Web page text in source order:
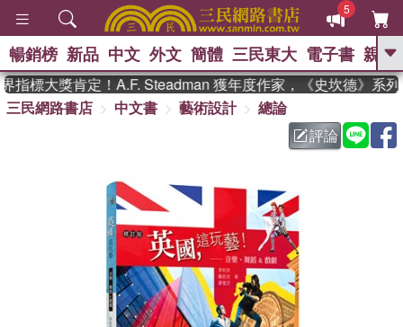
5
GO
熱搜： 東野圭吾 、
父親節 、 花開錦
方念華 、 台灣的
、 偉大的迷走神經
群喵
臺灣漫遊錄
暢銷榜 新品 中文 外文 簡體 三民東大 電子書 親子
標大獎肯定！A.F. Steadman 獲年度作家，《史坎德》系列
三民網路書店
中文書 藝術設計
總論
評論